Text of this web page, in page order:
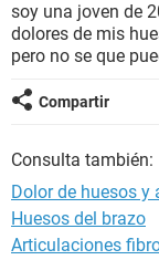
BIENESTAR
soy una joven de
dolores de mis
pero no se que
Compartir
Consulta también:
Dolor de huesos y
Huesos del brazo
Articulaciones